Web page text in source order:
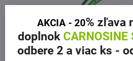
AKCIA - 20% zľava
doplnok CARNOSINE
odbere 2 a viac ks -